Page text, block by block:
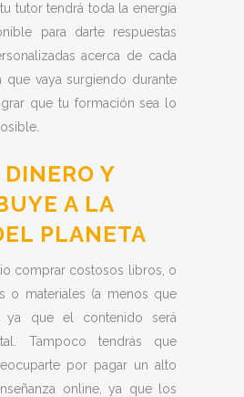
tutor tendrá toda la energía
para darte respuestas
acerca de cada
que vaya surgiendo durante
que tu formación sea lo
Y
A LA
PLANETA
comprar costosos libros, o
o materiales (a menos que
ya que el contenido será
Tampoco tendrás que
por pagar un alto
online, ya que los